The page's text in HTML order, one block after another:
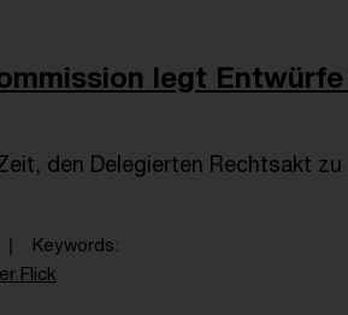
legt
den Delegierten Rechtsakt zu
Keywords
Flick